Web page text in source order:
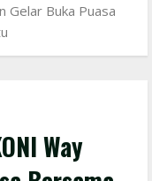
Gelar Buka Puasa
Way